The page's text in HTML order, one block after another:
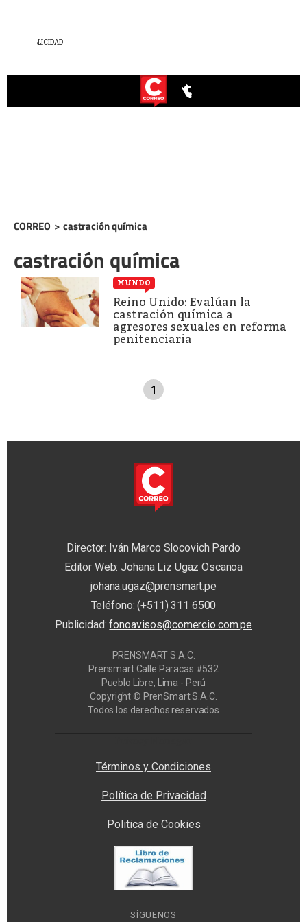
CORREO > castración química
castración química
MUNDO
Reino Unido: Evalúan la
castración química a
agresores sexuales en reforma
penitenciaria
1
Director: Iván Marco Slocovich Pardo
Editor Web: Johana Liz Ugaz Oscanoa
johana.ugaz@prensmart.pe
Teléfono: (+511) 311 6500
Publicidad:fonoavisos@comercio.com.pe
PRENSMART S.A.C.
Prensmart Calle Paracas #532
Pueblo Libre, Lima - Perú
Copyright © PrenSmart S.A.C.
Todos los derechos reservados
Términos y Condiciones
Política de Privacidad
Politica de Cookies
SÍGUENOS